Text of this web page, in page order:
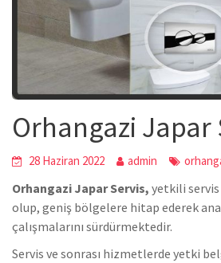
Orhangazi Japar
28 Haziran 2022 admin
Orhangazi Japar Servis, yetkili
olup, geniş bölgelere hitap ederek
çalışmalarını sürdürmektedir.
Servis ve sonrası hizmetlerde yetki